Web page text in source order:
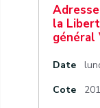
la
général
Date
Cote